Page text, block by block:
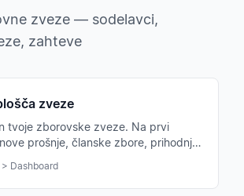
zveze — sodelavci,
zahteve
zveze
tvoje zborovske zveze. Na prvi
prošnje, članske zbore, prihodnja
Dashboard